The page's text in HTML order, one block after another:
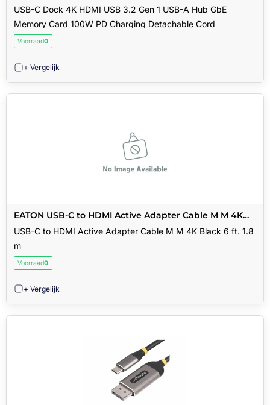
Cord
USB-C Dock 4K HDMI USB 3.2 Gen 1 USB-A Hub GbE
Memory Card 100W PD Charging Detachable Cord
Voorraad0
+ Vergelijk
EATON USB-C to HDMI Active Adapter Cable M M 4K
USB-C to HDMI Active Adapter Cable M M 4K Black 6 ft. 1.8
m
Voorraad0
+ Vergelijk